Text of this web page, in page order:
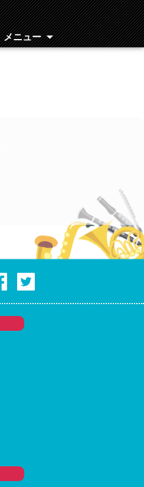
メニュー